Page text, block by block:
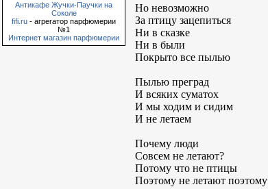
Антикафе Жучки-Паучки на
Соколе
fifi.ru - агрегатор парфюмерии
№1
Интернет магазин парфюмерии
Но невозможно
За птицу зацепиться
Ни в сказке
Ни в были
Покрыто все пылью
Пылью преград
И всяких суматох
И мы ходим и сидим
И не летаем
Почему люди
Совсем не летают?
Потому что не птицы
Поэтому не летают поэтому